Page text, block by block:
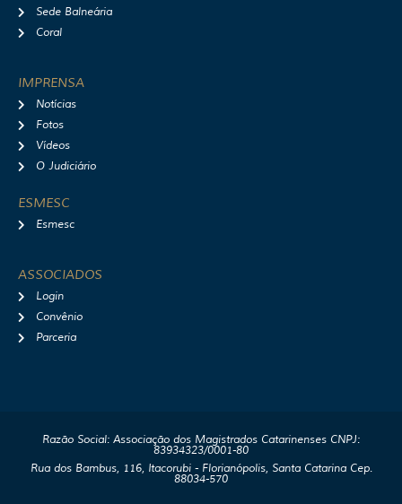
Sede Balneária
Coral
IMPRENSA
Notícias
Fotos
Vídeos
O Judiciário
ESMESC
Esmesc
ASSOCIADOS
Login
Convênio
Parceria
Razão Social: Associação dos Magistrados Catarinenses CNPJ:
83934323/0001-80
Rua dos Bambus, 116, Itacorubi - Florianópolis, Santa Catarina Cep.
88034-570